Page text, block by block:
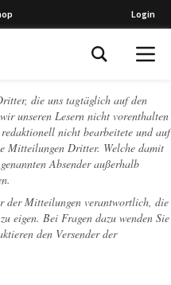
Login
die uns tagtäglich auf den
unseren Lesern nicht vorenthalten
nicht bearbeitete und auf
Mitteilungen Dritter. Welche damit
Absender außerhalb
der Mitteilungen verantwortlich, die
eigen. Bei Fragen dazu wenden Sie
den Versender der